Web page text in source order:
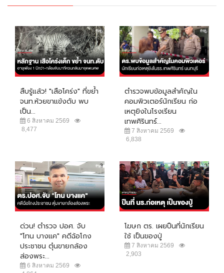
สืบรู้แล้ว! "เสือโคร่ง" ที่ขย้ำ
จนท.ห้วยขาแข้งดับ พบ
เป็น...
6 สิงหาคม 2569
8,477
ตำรวจพบข้อมูลสำคัญใน
คอมพิวเตอร์นักเรียน ก่อ
เหตุยิงในโรงเรียน
เทพศิรินทร์...
7 สิงหาคม 2569
6,838
ด่วน! ตำรวจ ปอศ. จับ
"โทน บางแค" คดีฉ้อโกง
ประชาชน ตุ๋นขายกล้อง
ส่องพระ...
6 สิงหาคม 2569
โฆษก ตร. เผยปืนที่นักเรียน
ใช้ เป็นของปู่
7 สิงหาคม 2569
2,903